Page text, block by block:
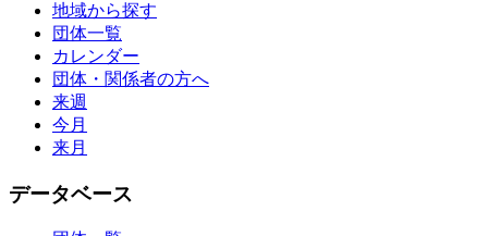
地域から探す
団体一覧
カレンダー
団体・関係者の方へ
来週
今月
来月
データベース